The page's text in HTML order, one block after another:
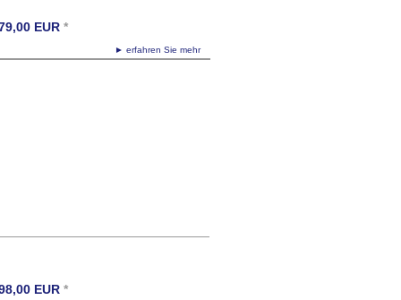
► erfahren Sie mehr
EUR *
EUR *